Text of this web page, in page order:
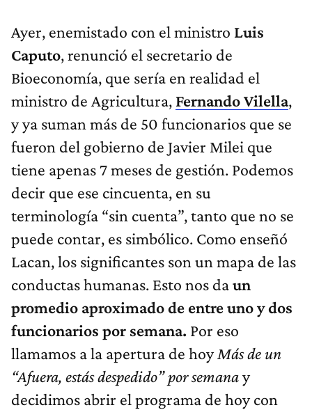
Ayer, enemistado con el ministro Luis
Caputo, renunció el secretario de
Bioeconomía, que sería en realidad el
ministro de Agricultura, Fernando Vilella,
y ya suman más de 50 funcionarios que se
fueron del gobierno de Javier Milei que
tiene apenas 7 meses de gestión. Podemos
decir que ese cincuenta, en su
terminología “sin cuenta”, tanto que no se
puede contar, es simbólico. Como enseñó
Lacan, los significantes son un mapa de las
conductas humanas. Esto nos daun
promedio aproximado de entre uno y dos
funcionarios por semana. Por eso
llamamos a la apertura de hoyMás de un
“Afuera, estás despedido” por semanay
decidimos abrir el programa de hoy con